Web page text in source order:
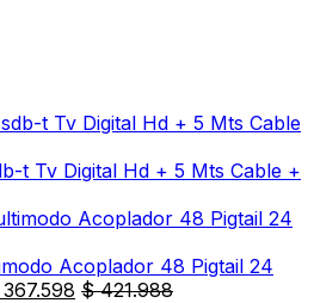
t Tv Digital Hd + 5 Mts Cable +
Acoplador 48 Pigtail 24
367.598 $421.988